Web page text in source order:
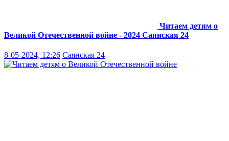
Читаем детям о
Великой Отечественной войне - 2024 Саянская 24
8-05-2024, 12:26 Саянская 24